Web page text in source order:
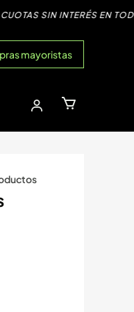
SIN INTERÉS EN TODO EL
mayoristas